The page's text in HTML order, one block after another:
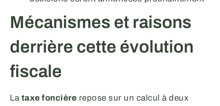
Mécanismes et raisons
derrière cette évolution
fiscale
La taxe foncière repose sur un calcul à deux